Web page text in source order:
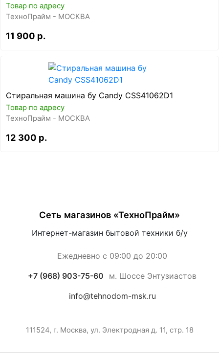
Товар по адресу
ТехноПрайм - МОСКВА
11 900 р.
Стиральная машина бу Candy CSS41062D1
Товар по адресу
ТехноПрайм - МОСКВА
12 300 р.
Сеть магазинов «ТехноПрайм»
Интернет-магазин бытовой техники б/у
Ежедневно с 09:00 до 20:00
+7 (968) 903-75-60 м. Шоссе Энтузиастов
info@tehnodom-msk.ru
111524, г. Москва, ул. Электродная д. 11, стр. 18